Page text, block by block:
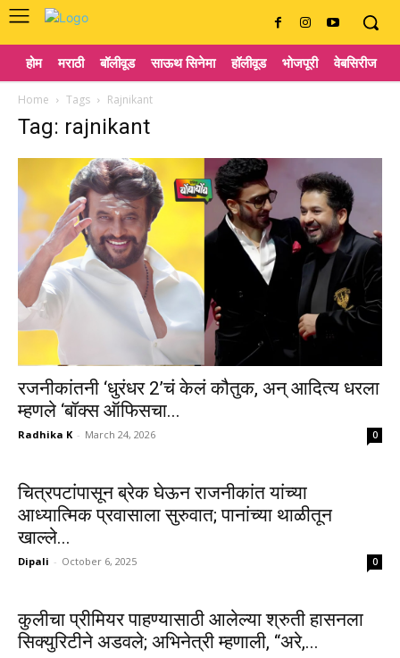
होम मराठी बॉलीवूड साऊथ सिनेमा हॉलीवूड भोजपूरी वेबसिरीज
Home Tags Rajnikant
Tag: rajnikant
रजनीकांतनी ‘धुरंधर 2’चं केलं कौतुक, अन् आदित्य धरला
म्हणले ‘बॉक्स ऑफिसचा...
Radhika K - March 24, 2026 0
चित्रपटांपासून ब्रेक घेऊन राजनीकांत यांच्या
आध्यात्मिक प्रवासाला सुरुवात; पानांच्या थाळीतून
खाल्ले...
Dipali - October 6, 2025 0
कुलीचा प्रीमियर पाहण्यासाठी आलेल्या श्रुती हासनला
सिक्युरिटीने अडवले; अभिनेत्री म्हणाली, “अरे,...